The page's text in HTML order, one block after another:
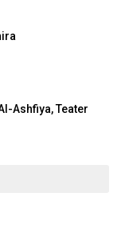
Ashfiya, Teater